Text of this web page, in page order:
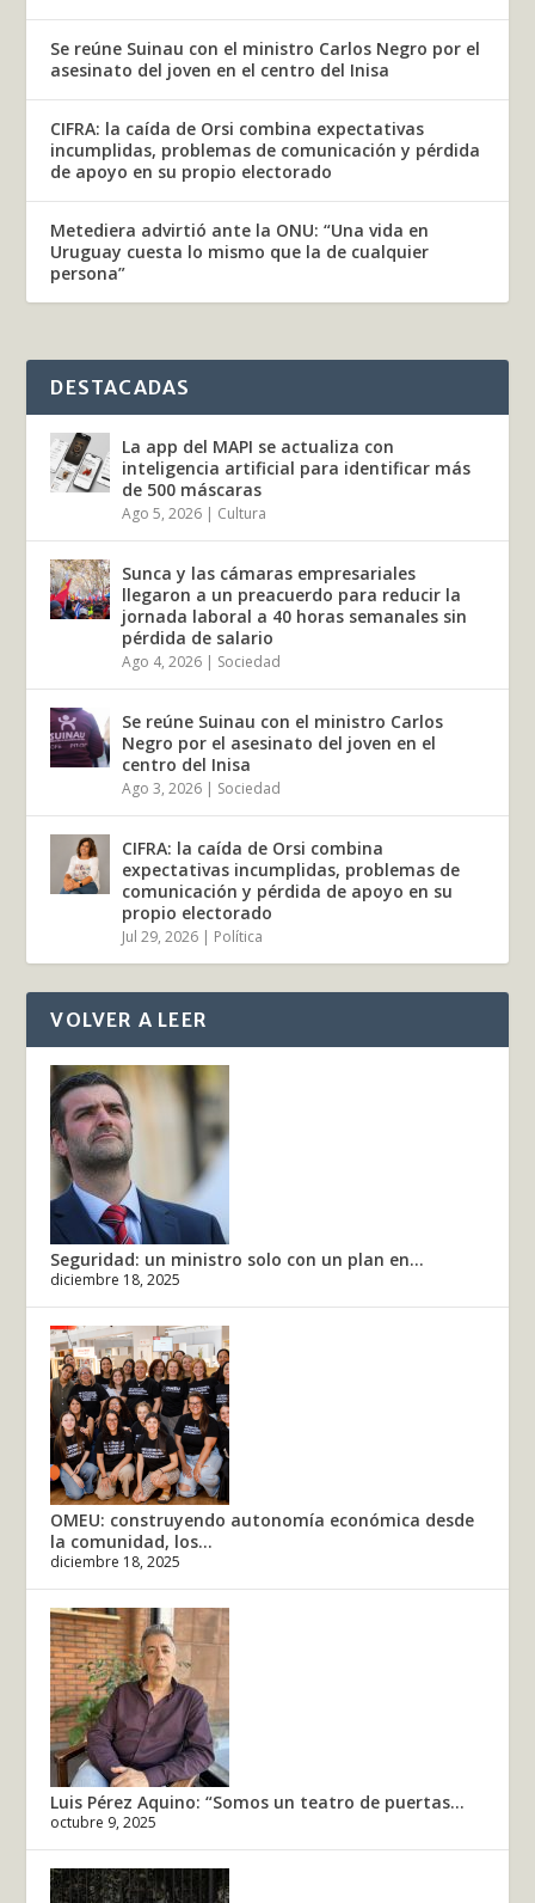
Se reúne Suinau con el ministro Carlos Negro por el
asesinato del joven en el centro del Inisa
CIFRA: la caída de Orsi combina expectativas
incumplidas, problemas de comunicación y pérdida
de apoyo en su propio electorado
Metediera advirtió ante la ONU: “Una vida en
Uruguay cuesta lo mismo que la de cualquier
persona”
DESTACADAS
La app del MAPI se actualiza con
inteligencia artificial para identificar más
de 500 máscaras
Ago 5, 2026 | Cultura
Sunca y las cámaras empresariales
llegaron a un preacuerdo para reducir la
jornada laboral a 40 horas semanales sin
pérdida de salario
Ago 4, 2026 | Sociedad
Se reúne Suinau con el ministro Carlos
Negro por el asesinato del joven en el
centro del Inisa
Ago 3, 2026 | Sociedad
CIFRA: la caída de Orsi combina
expectativas incumplidas, problemas de
comunicación y pérdida de apoyo en su
propio electorado
Jul 29, 2026 | Política
VOLVER A LEER
Seguridad: un ministro solo con un plan en...
diciembre 18, 2025
OMEU: construyendo autonomía económica desde
la comunidad, los...
diciembre 18, 2025
Luis Pérez Aquino: “Somos un teatro de puertas...
octubre 9, 2025